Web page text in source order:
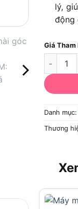
lý,
động
Giá Tham
Máy mài
Danh mục:
Thương